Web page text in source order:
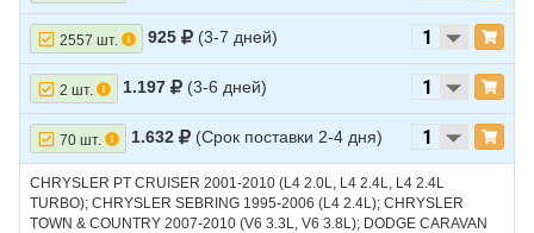
2557 шт. 925 (3-7 дней)
2 шт. 1.197 (3-6 дней)
70 шт. 1.632 (Срок поставки 2-4 дня)
CHRYSLER PT CRUISER 2001-2010 (L4 2.0L, L4 2.4L, L4 2.4L
TURBO); CHRYSLER SEBRING 1995-2006 (L4 2.4L); CHRYSLER
TOWN & COUNTRY 2007-2010 (V6 3.3L, V6 3.8L); DODGE CARAVAN